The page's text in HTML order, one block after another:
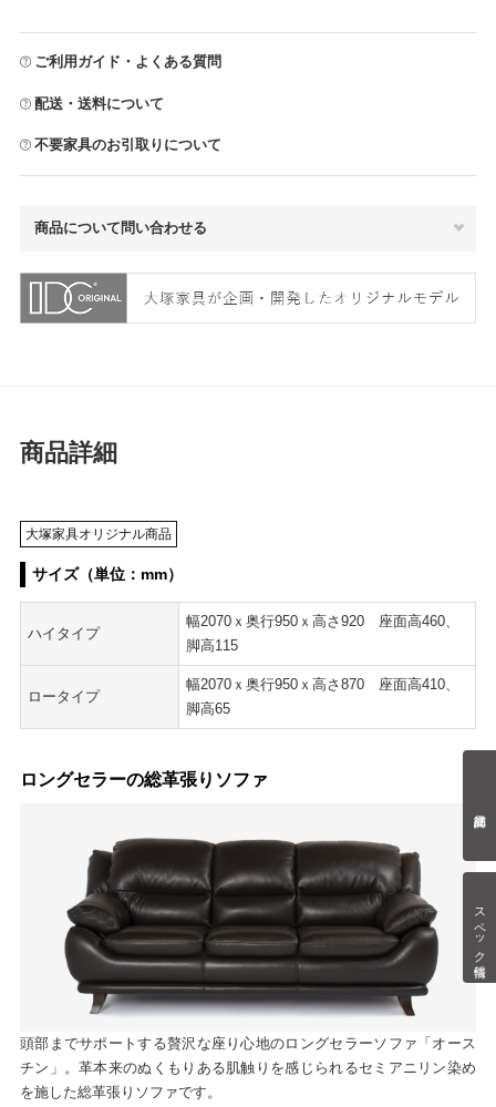
スペック情報
ご利用ガイド・よくある質問
配送・送料について
不要家具のお引取りについて
商品について問い合わせる
商品詳細
大塚家具オリジナル商品
サイズ（単位：mm）
ハイタイプ
幅2070ｘ奥行950ｘ高さ920 座面高460、
脚高115
ロータイプ
幅2070ｘ奥行950ｘ高さ870 座面高410、
脚高65
ロングセラーの総革張りソファ
頭部までサポートする贅沢な座り心地のロングセラーソファ「オース
チン」。革本来のぬくもりある肌触りを感じられるセミアニリン染め
を施した総革張りソファです。